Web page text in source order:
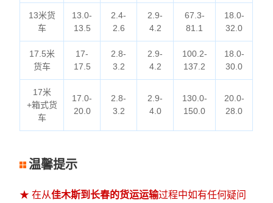
13米货
车
13.0-
13.5
2.4-
2.6
2.9-
4.2
67.3-
81.1
18.0-
32.0
17.5米
货车
17-
17.5
2.8-
3.2
2.9-
4.2
100.2-
137.2
18.0-
30.0
17米
+箱式货
车
17.0-
20.0
2.8-
3.2
2.9-
4.0
130.0-
150.0
20.0-
28.0
温馨提示
★ 在从佳木斯到长春的货运运输过程中如有任何疑问